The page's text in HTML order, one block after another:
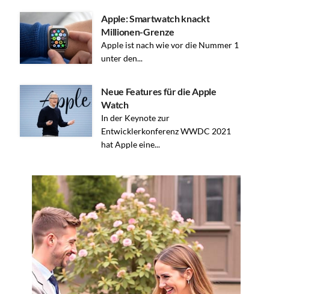
Apple: Smartwatch knackt
Millionen-Grenze
Apple ist nach wie vor die Nummer 1
unter den...
Neue Features für die Apple
Watch
In der Keynote zur
Entwicklerkonferenz WWDC 2021
hat Apple eine...